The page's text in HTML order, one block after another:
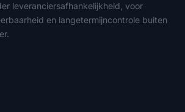
leveranciersafhankelijkheid, voor
en langetermijncontrole buiten